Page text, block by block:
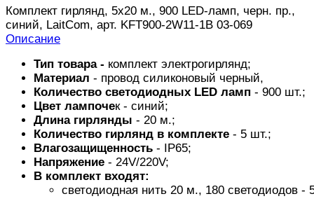
Комплект гирлянд, 5x20 м., 900 LED-ламп, черн. пр.,
cиний, LaitCom, арт. KFT900-2W11-1B 03-069
Описание
Тип товара - комплект электрогирлянд;
Материал - провод силиконовый черный,
Количество светодиодных LED ламп - 900 шт.;
Цвет лампочек - синий;
Длинагирлянды - 20 м.;
Количество гирлянд в комплекте - 5 шт.;
Влагозащищенность - IP65;
Напряжение - 24V/220V;
В комплект входят:
светодиодная нить 20 м., 180 светодиодов -